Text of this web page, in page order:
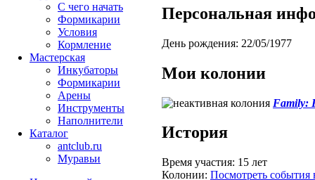
Персональная
День рождения: 22/05/1977
Мои колонии
Family:
История
Время участия: 15 лет
Колонии: Посмотреть события
С чего начать
Формикарии
Условия
Кормление
Мастерская
Инкубаторы
Формикарии
Арены
Инструменты
Наполнители
Каталог
antclub.ru
Муравьи